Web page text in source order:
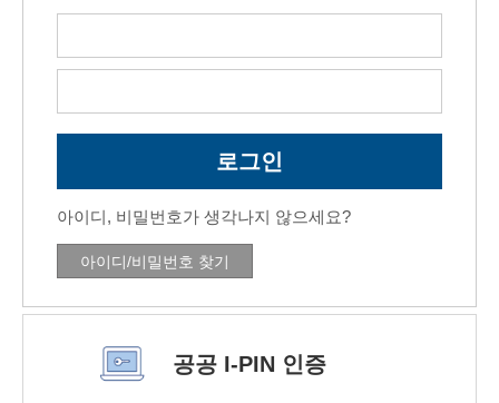
아이디, 비밀번호가 생각나지 않으세요?
아이디/비밀번호 찾기
공공 I-PIN 인증